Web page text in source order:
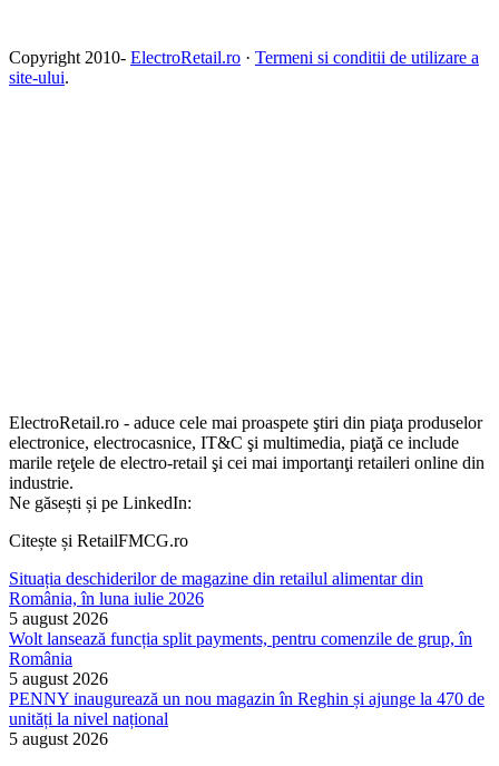
Copyright 2010- ElectroRetail.ro · Termeni si conditii de utilizare a
site-ului.
ElectroRetail.ro - aduce cele mai proaspete ştiri din piaţa produselor
electronice, electrocasnice, IT&C şi multimedia, piaţă ce include
marile reţele de electro-retail şi cei mai importanţi retaileri online din
industrie.
Ne găsești și pe LinkedIn:
Citește și RetailFMCG.ro
Situația deschiderilor de magazine din retailul alimentar din
România, în luna iulie 2026
5 august 2026
Wolt lansează funcția split payments, pentru comenzile de grup, în
România
5 august 2026
PENNY inaugurează un nou magazin în Reghin și ajunge la 470 de
unități la nivel național
5 august 2026